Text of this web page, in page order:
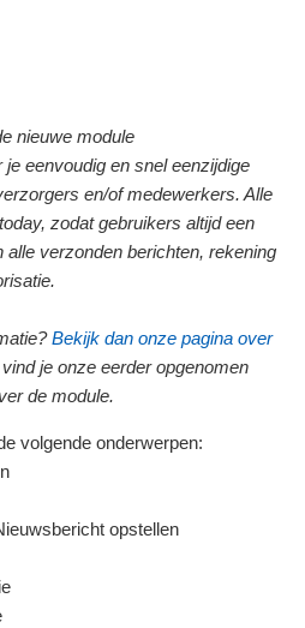
nieuwe module
eenvoudig en snel eenzijdige
en/of medewerkers. Alle
zodat gebruikers altijd een
alle verzonden berichten, rekening
Bekijk dan onze pagina over
je onze eerder opgenomen
de module.
volgende onderwerpen:
opstellen